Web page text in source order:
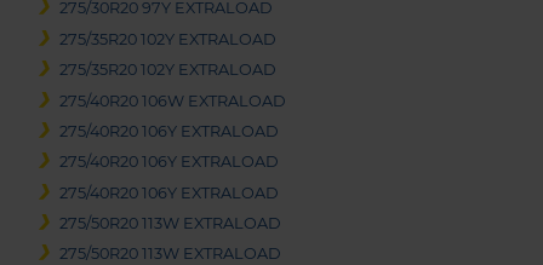
275/30R20 97Y EXTRALOAD
275/35R20 102Y EXTRALOAD
275/35R20 102Y EXTRALOAD
275/40R20 106W EXTRALOAD
275/40R20 106Y EXTRALOAD
275/40R20 106Y EXTRALOAD
275/40R20 106Y EXTRALOAD
275/50R20 113W EXTRALOAD
275/50R20 113W EXTRALOAD